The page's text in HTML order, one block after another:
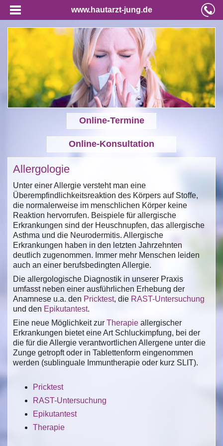
www.hautarzt-jung.de
Online-Termine
Online-Konsultation
Allergologie
Unter einer Allergie versteht man eine
Überempfindlichkeitsreaktion des Körpers auf Stoffe,
die normalerweise im menschlichen Körper keine
Reaktion hervorrufen. Beispiele für allergische
Erkrankungen sind der Heuschnupfen, das allergische
Asthma und die Neurodermitis. Allergische
Erkrankungen haben in den letzten Jahrzehnten
deutlich zugenommen. Immer mehr Menschen leiden
auch an einer berufsbedingten Allergie.
Die allergologische Diagnostik in unserer Praxis
umfasst neben einer ausführlichen Erhebung der
Anamnese u.a. den Pricktest, die RAST-Untersuchung
und den Epikutantest.
Eine neue Möglichkeit zur Therapie allergischer
Erkrankungen bietet eine Art Schluckimpfung, bei der
die für die Allergie verantwortlichen Allergene unter die
Zunge getropft oder in Tablettenform eingenommen
werden (sublinguale Immuntherapie oder kurz SLIT).
Pricktest
RAST-Untersuchung
Epikutantest
Therapie